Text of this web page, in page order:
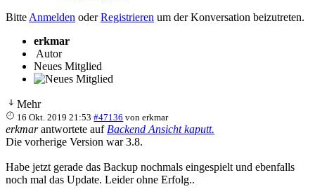
Bitte Anmelden oderRegistrieren um der Konversation beizutreten.
erkmar
Autor
Neues Mitglied
Mehr
16 Okt. 2019 21:53 #47136 vonerkmar
erkmarantwortete auf Backend Ansicht kaputt.
Die vorherige Version war 3.8.
Habe jetzt gerade das Backup nochmals eingespielt und ebenfalls
noch mal das Update. Leider ohne Erfolg..